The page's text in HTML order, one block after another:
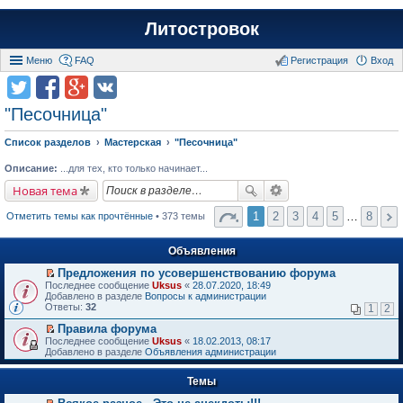
Литостровок
Меню FAQ Вход
Регистрация
"Песочница"
Список разделов Мастерская "Песочница"
Описание: ...для тех, кто только начинает...
Новая тема
Отметить темы как прочтённые• 373 темы 1 2 3 4 5 … 8
Объявления
П
е
р
й
т
и
к
п
в
Предложения по усовершенствованию форума
Последнее сообщение Uksus « 28.07.2020, 18:49
Добавлено в разделе Вопросы к администрации
Ответы: 32 1 2
П
е
р
е
т
Правила форума
Последнее сообщение Uksus « 18.02.2013, 08:17
Добавлено в разделе Объявления администрации
Темы